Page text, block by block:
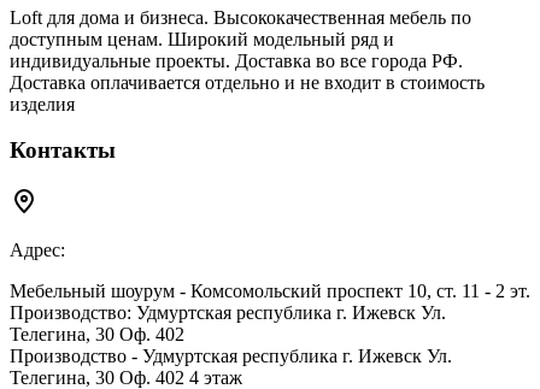
Loft для дома и бизнеса. Высококачественная мебель по
доступным ценам. Широкий модельный ряд и
индивидуальные проекты. Доставка во все города РФ.
Доставка оплачивается отдельно и не входит в стоимость
изделия
Контакты
Адрес:
Мебельный шоурум - Комсомольский проспект 10, ст. 11 - 2 эт.
Производство: Удмуртская республика г. Ижевск Ул.
Телегина, 30 Оф. 402
Производство - Удмуртская республика г. Ижевск Ул.
Телегина, 30 Оф. 402 4 этаж